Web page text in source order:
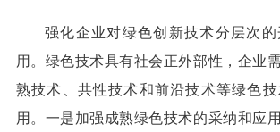
强化企业对绿色创新技术分层次
用。绿色技术具有社会正外部性，企业
熟技术、共性技术和前沿技术等绿色
用。一是加强成熟绿色技术的采纳和应